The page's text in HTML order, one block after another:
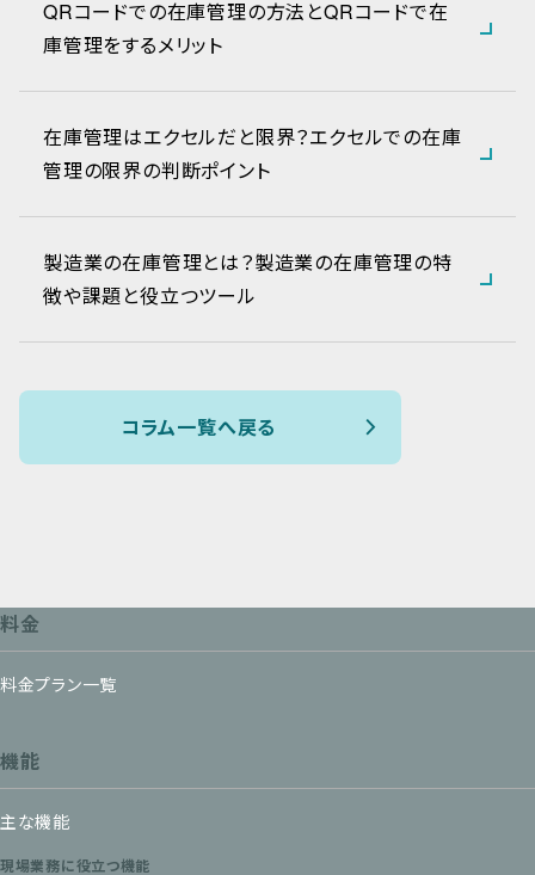
QRコードでの在庫管理の方法とQRコードで在
庫管理をするメリット
在庫管理はエクセルだと限界？エクセルでの在庫
管理の限界の判断ポイント
製造業の在庫管理とは？製造業の在庫管理の特
徴や課題と役立つツール
コラム一覧へ戻る
料金
料金プラン一覧
機能
主な機能
現場業務に役立つ機能